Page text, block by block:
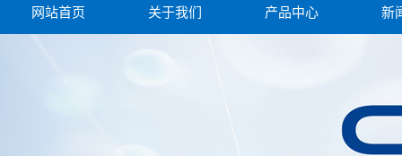
网站首页 关于我们 产品中心 新